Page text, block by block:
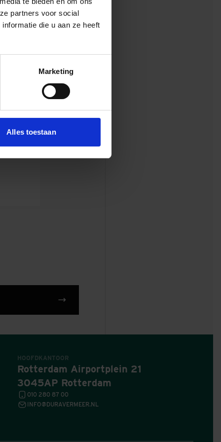
partners voor social
die u aan ze heeft
Marketing
Alles toestaan
HOOFDKANTOOR
Rotterdam Airportplein 21
3045AP Rotterdam
010 280 87 00
INFO@DURAVERMEER.NL